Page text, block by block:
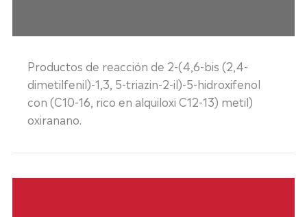
Productos de reacción de 2-(4,6-bis (2,4-
dimetilfenil)-1,3, 5-triazin-2-il)-5-hidroxifenol
con (C10-16, rico en alquiloxi C12-13) metil)
oxiranano.